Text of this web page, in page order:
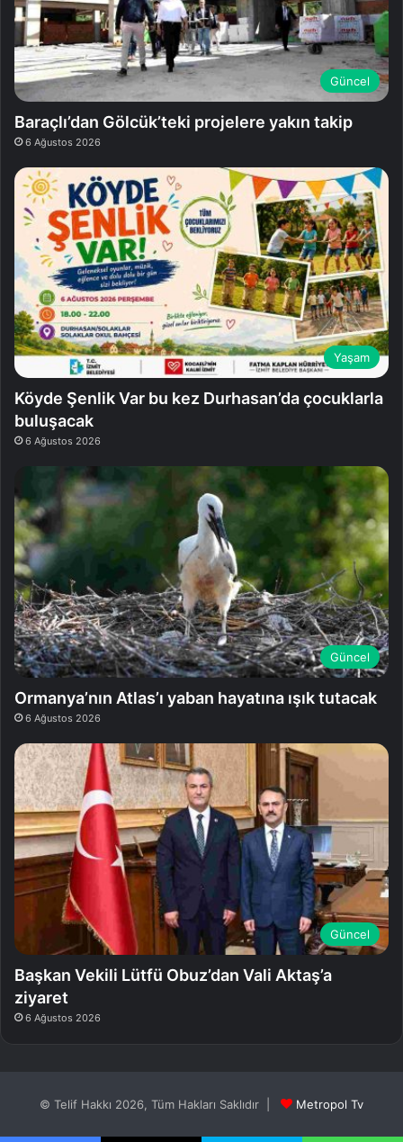
Güncel
Baraçlı’dan Gölcük’teki projelere yakın takip
6 Ağustos 2026
Yaşam
Köyde Şenlik Var bu kez Durhasan’da çocuklarla
buluşacak
6 Ağustos 2026
Güncel
Ormanya’nın Atlas’ı yaban hayatına ışık tutacak
6 Ağustos 2026
Güncel
Başkan Vekili Lütfü Obuz’dan Vali Aktaş’a
ziyaret
6 Ağustos 2026
© Telif Hakkı 2026, Tüm Hakları Saklıdır | Metropol Tv